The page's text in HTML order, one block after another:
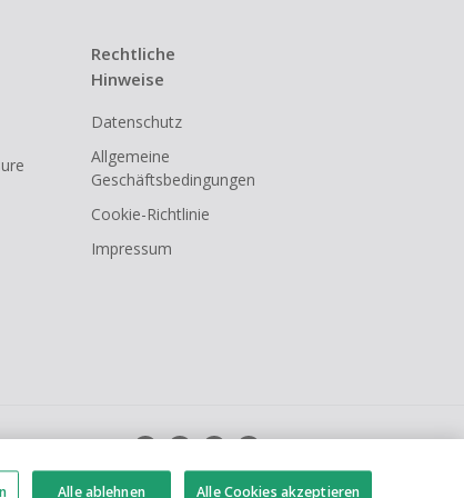
Rechtliche
Hinweise
Datenschutz
Allgemeine
Geschäftsbedingungen
Cookie-Richtlinie
Impressum
Alle ablehnen Alle Cookies akzeptieren